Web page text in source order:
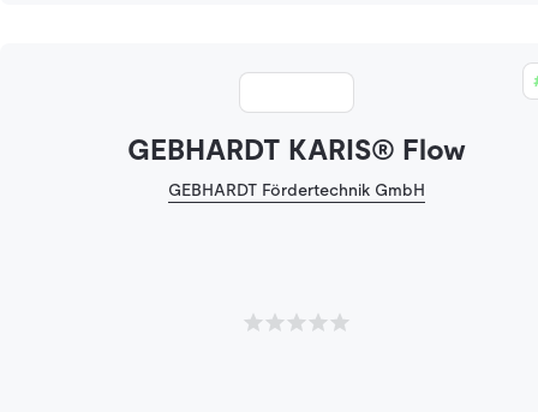
GEBHARDT KARIS® Flow
GEBHARDT Fördertechnik GmbH